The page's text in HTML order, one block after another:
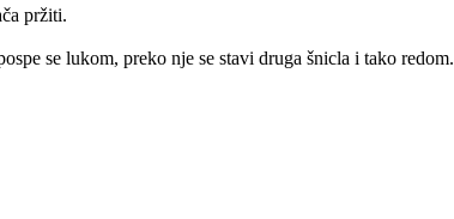
pržiti.
se lukom, preko nje se stavi druga šnicla i tako redom.